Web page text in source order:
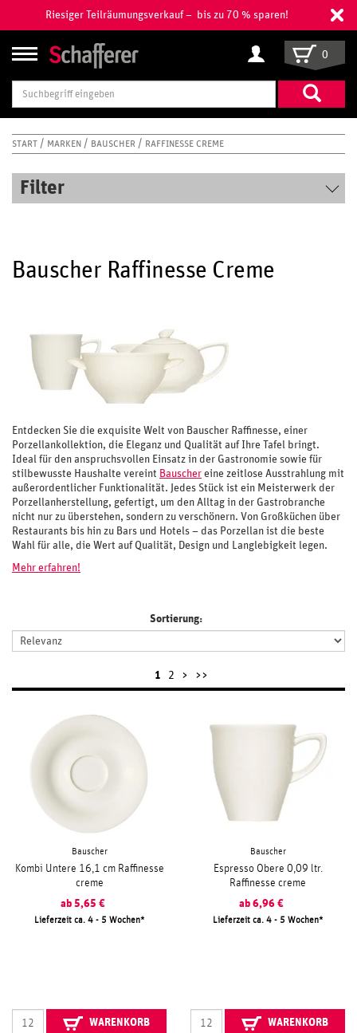
Riesiger Teilräumungsverkauf – bis zu 70 % sparen!
Suchbegriff
eingeben
0
START MARKEN BAUSCHER RAFFINESSE CREME
Filter
Bauscher Raffinesse Creme
Entdecken Sie die exquisite Welt von Bauscher Raffinesse, einer
Porzellankollektion, die Eleganz und Qualität auf Ihre Tafel bringt.
Ideal für den anspruchsvollen Einsatz in der Gastronomie sowie für
stilbewusste Haushalte vereint Bauscher eine zeitlose Ausstrahlung mit
außerordentlicher Funktionalität. Jedes Stück ist ein Meisterwerk der
Porzellanherstellung, gefertigt, um den Alltag in der Gastrobranche
nicht nur zu überstehen, sondern zu verschönern. Von Großküchen über
Restaurants bis hin zu Bars und Hotels – das Porzellan ist die beste
Wahl für alle, die Wert auf Qualität, Design und Langlebigkeit legen.
Mehr erfahren!
Sortierung:
1 2 > >>
Bauscher
Kombi Untere 16,1 cm Raffinesse
creme
ab 5,65 €
Lieferzeit ca. 4 - 5 Wochen
WARENKORB
Bauscher
Espresso Obere 0,09 ltr.
Raffinesse creme
ab 6,96 €
Lieferzeit ca. 4 - 5 Wochen
WARENKORB